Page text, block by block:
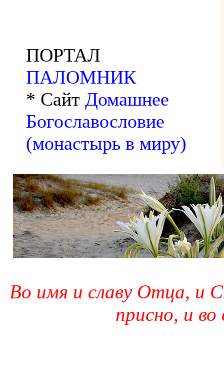
ПОРТАЛ
ПАЛОМНИК
* Сайт Домашнее
Богославословие
(монастырь в миру)
Во имя и славу Отца, и
присно, и во